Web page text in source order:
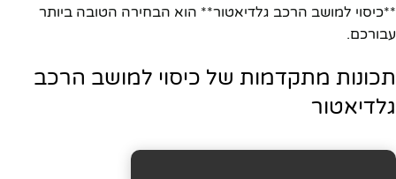
**כיסוי למושב הרכב גלדיאטור** הוא הבחירה הטובה ביותר
עבורכם.
תכונות מתקדמות של כיסוי למושב הרכב
גלדיאטור